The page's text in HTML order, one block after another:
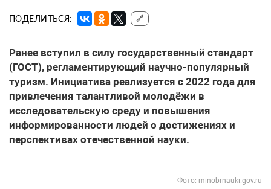
ПОДЕЛИТЬСЯ: 🔗
Ранее вступил в силу государственный стандарт
(ГОСТ), регламентирующий научно-популярный
туризм. Инициатива реализуется с 2022 года для
привлечения талантливой молодёжи в
исследовательскую среду и повышения
информированности людей о достижениях и
перспективах отечественной науки.
Фото: minobrnauki.gov.ru